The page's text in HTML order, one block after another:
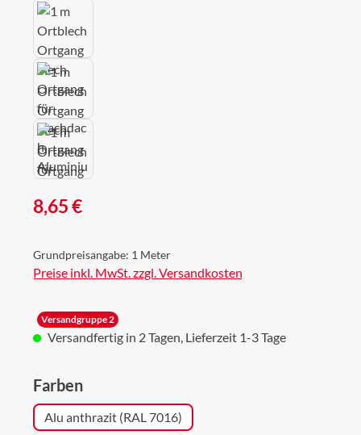
Regulärer Preis:
8,65 €
Grundpreisangabe: 1 Meter
Preise inkl. MwSt. zzgl. Versandkosten
Versandgruppe 2
Versandfertig in 2 Tagen, Lieferzeit 1-3 Tage
Farbenauswählen
Alu anthrazit (RAL 7016)